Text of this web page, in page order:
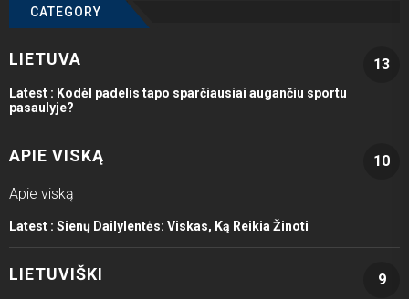
CATEGORY
LIETUVA 13
Latest : Kodėl padelis tapo sparčiausiai augančiu sportu
pasaulyje?
APIE VISKĄ
10
Apie viską
Latest : Sienų Dailylentės: Viskas, Ką Reikia Žinoti
LIETUVIŠKI
9